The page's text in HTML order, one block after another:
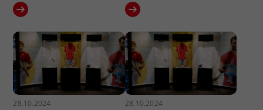
28.10.2024 28.10.2024